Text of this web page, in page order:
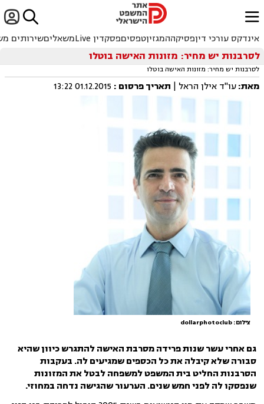

ﱐ
אינדקס עורכי דיןפסיקההמגזיןטפסיםפסקדין Live משאליםשירותים
לסרבנות יש מחיר: מזונות האישה בוטלו
לסרבנות יש מחיר: מזונות האישה בוטלו
מאת:עו"ד אילן הראל | תאריך פרסום :
01.12.2015 13:22
צילום: dollarphotoclub
גם אחרי עשר שנות פרידה מסרבת האישה להתגרש כיוון שהיא
סבורה שלא קיבלה את כל הכספים שמגיעים לה. בעקבות
הסרבנות החליט בית המשפט למשפחה לבטל את המזונות
שנפסקו לה לפני חמש שנים. הערעור שהגישה נדחה במחוזי.